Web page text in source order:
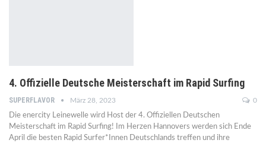
4. Offizielle Deutsche Meisterschaft im Rapid Surfing
SUPERFLAVOR März 28, 2023 0
Die enercity Leinewelle wird Host der 4. Offiziellen Deutschen
Meisterschaft im Rapid Surfing! Im Herzen Hannovers werden sich Ende
April die besten Rapid Surfer*Innen Deutschlands treffen und ihre